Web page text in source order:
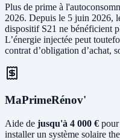
Plus de prime à
2026. Depuis le 5 juin 2026,
dispositif S21 ne bénéficient
L’énergie injectée peut
contrat d’obligation d’achat,
MaPrimeRénov'
Aide de jusqu'à 4 000 € pour
installer un système solaire